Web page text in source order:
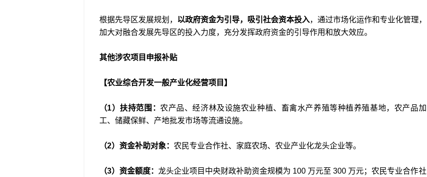
根据先导区发展规划， 以政府资金为引导，吸引社会资本投入，通过市场化运作和专业化管理，
加大对融合发展先导区的投入力度，充分发挥政府资金的引导作用和放大效应。
其他涉农项目申报补贴
【农业综合开发一般产业化经营项目】
（1）扶持范围：农产品、经济林及设施农业种植、畜禽水产养殖等种植养殖基地，农产品加
工、储藏保鲜、产地批发市场等流通设施。
（2）资金补助对象： 农民专业合作社、家庭农场、农业产业化龙头企业等。
（3）资金额度： 龙头企业项目中央财政补助资金规模为 100 万元至 300 万元；农民专业合作社